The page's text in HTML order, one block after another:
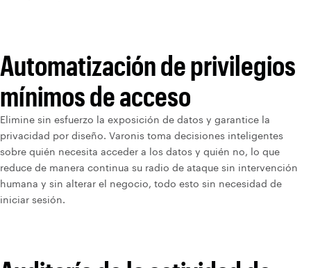
Automatización de privilegios
mínimos de acceso
Elimine sin esfuerzo la exposición de datos y garantice la
privacidad por diseño. Varonis toma decisiones inteligentes
sobre quién necesita acceder a los datos y quién no, lo que
reduce de manera continua su radio de ataque sin intervención
humana y sin alterar el negocio, todo esto sin necesidad de
iniciar sesión.